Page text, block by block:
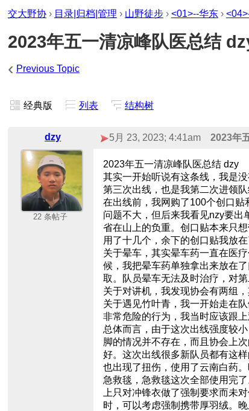
交大野协 › 目录|归档|管理 › 山野徒步 › <01>--华东 ›
2023年五一清凉峰队医总结
‹ Previous Topic
经典版 列表 结构树
dzy 5月 23, 2023; 4:41am 2023年
22 条帖子
2023年五一清凉峰队医总结 dzy
其实一开始听说有这条线，我是
第三次出线，也是我第二次进领
在出线前，我网购了100个创口
问题不大，但后来我看见nzy要出
省在山上的负重。创口贴本来只
用了十几个，余下的创口贴我放
关于晕车，其实晕车药一直在医
候，我把晕车药单独拿出来放在
取。队员晕车无法及时治疗，对
关于对讲机，我发现协会有两组
关于遇见竹叶青，我一开始走在
非常危险的行为，我当时应该跟
总体而言，由于这次出线强度较
脚的情况并不存在，而且协会上
好。这次出线很多新队员都有这
也出现了扭伤，使用了云南白药
急救毯，急救毯这次全部使用完
上只对冲锋衣做了强制要求而未
时，可以考虑强制携带厚羽绒。